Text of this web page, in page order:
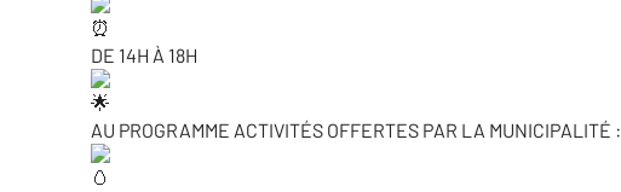
DE 14H À 18H
AU PROGRAMME ACTIVITÉS OFFERTES PAR LA MUNICIPALITÉ :